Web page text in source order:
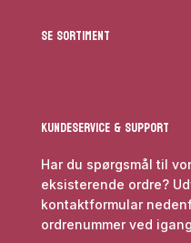
Se sortiment
Kundeservice & Support
Har du spørgsmål til
eksisterende ordre?
kontaktformular
ordrenummer ved